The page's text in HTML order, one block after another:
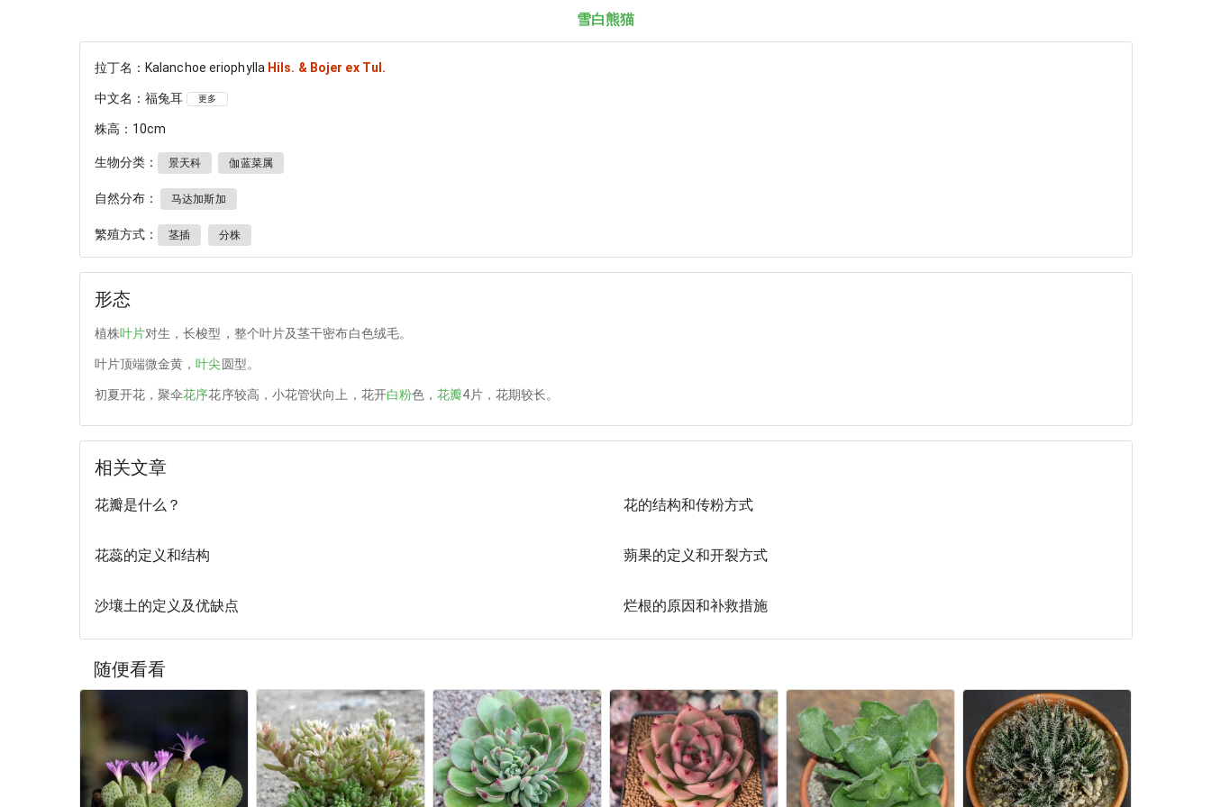
雪白熊猫
拉丁名：Kalanchoe eriophylla Hils. & Bojer ex Tul.
中文名：福兔耳 更多
株高：10cm
生物分类： 景天科 伽蓝菜属
自然分布： 马达加斯加
繁殖方式： 茎插 分株
形态
植株叶片对生，长梭型，整个叶片及茎干密布白色绒毛。
叶片顶端微金黄，叶尖 圆型。
初夏开花，聚伞花序花序较高，小花管状向上，花开白粉色，花瓣4片，花期较长。
相关文章
花瓣是什么？ 花的结构和传粉方式
花蕊的定义和结构 蒴果的定义和开裂方式
沙壤土的定义及优缺点 烂根的原因和补救措施
随便看看